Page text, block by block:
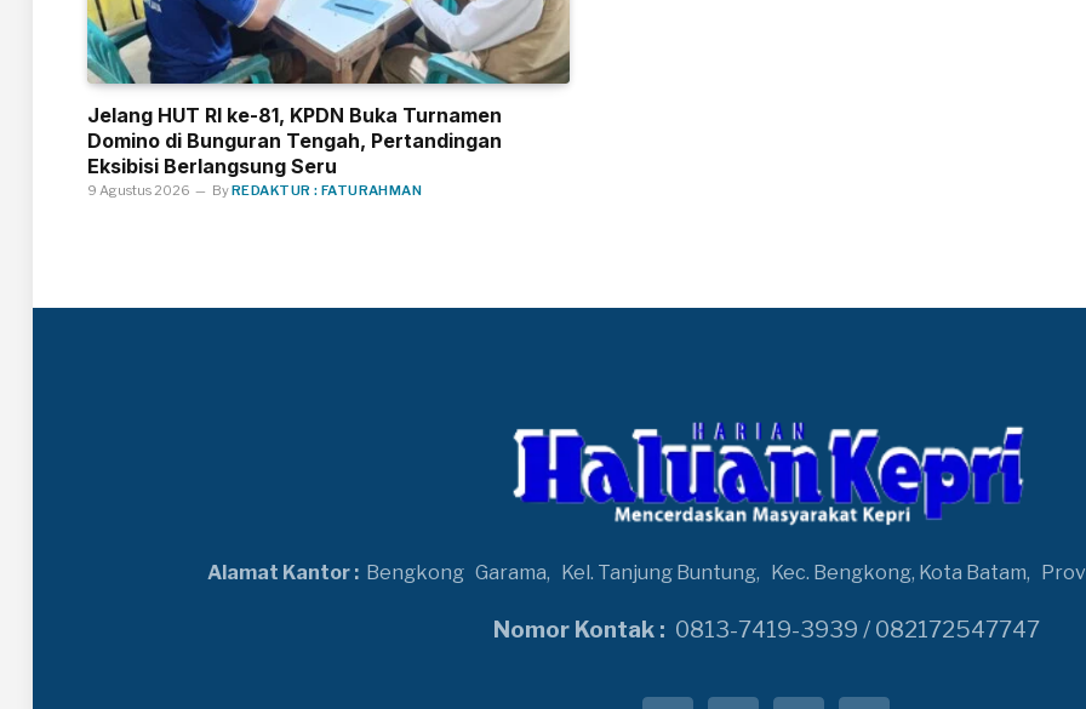
Jelang HUT RI ke-81, KPDN Buka Turnamen
Domino di Bunguran Tengah, Pertandingan
Eksibisi Berlangsung Seru
9 Agustus 2026 ByREDAKTUR : FATURAHMAN
Alamat Kantor : Bengkong Garama, Kel. Tanjung Buntung, Kec. Bengkong, Kota Batam,
Nomor Kontak : 0813-7419-3939 / 082172547747